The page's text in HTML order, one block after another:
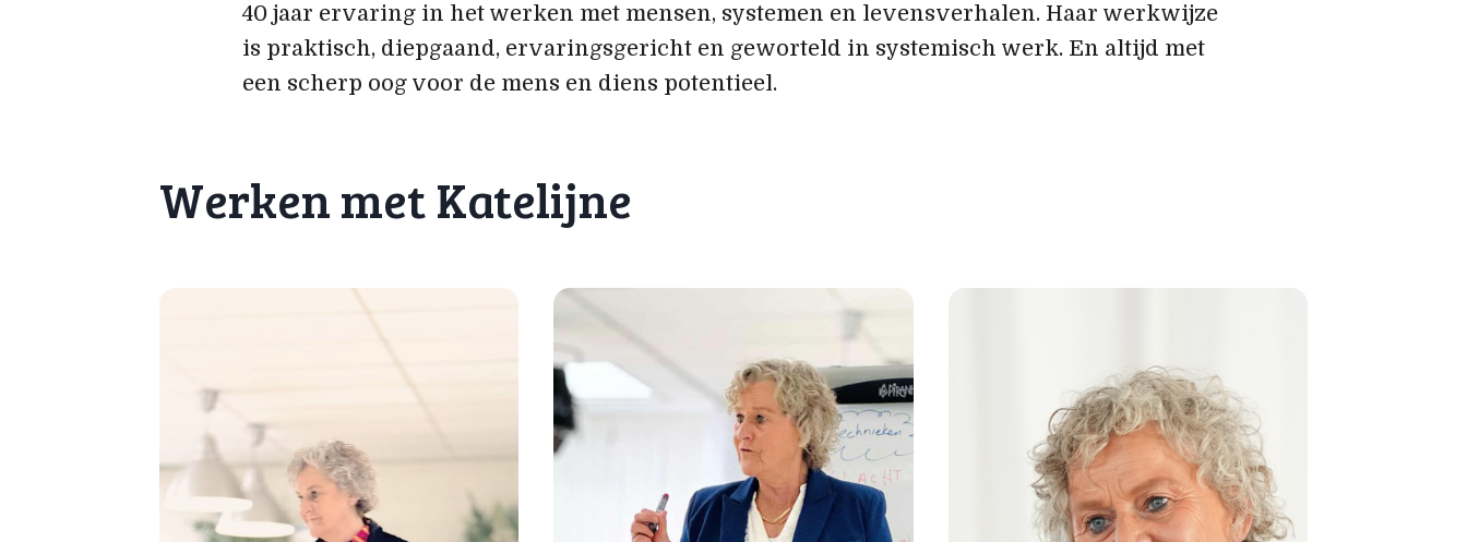
40 jaar ervaring in het werken met mensen, systemen en levensverhalen. Haar werkwijze
is praktisch, diepgaand, ervaringsgericht en geworteld in systemisch werk. En altijd met
een scherp oog voor de mens en diens potentieel.
Werken met Katelijne